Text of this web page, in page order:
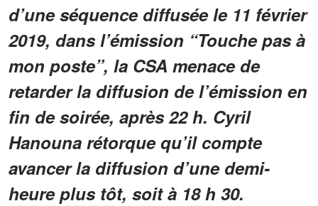
d’une séquence diffusée le 11 février
2019, dans l’émission “Touche pas à
mon poste”, la CSA menace de
retarder la diffusion de l’émission en
fin de soirée, après 22 h. Cyril
Hanouna rétorque qu’il compte
avancer la diffusion d’une demi-
heure plus tôt, soit à 18 h 30.